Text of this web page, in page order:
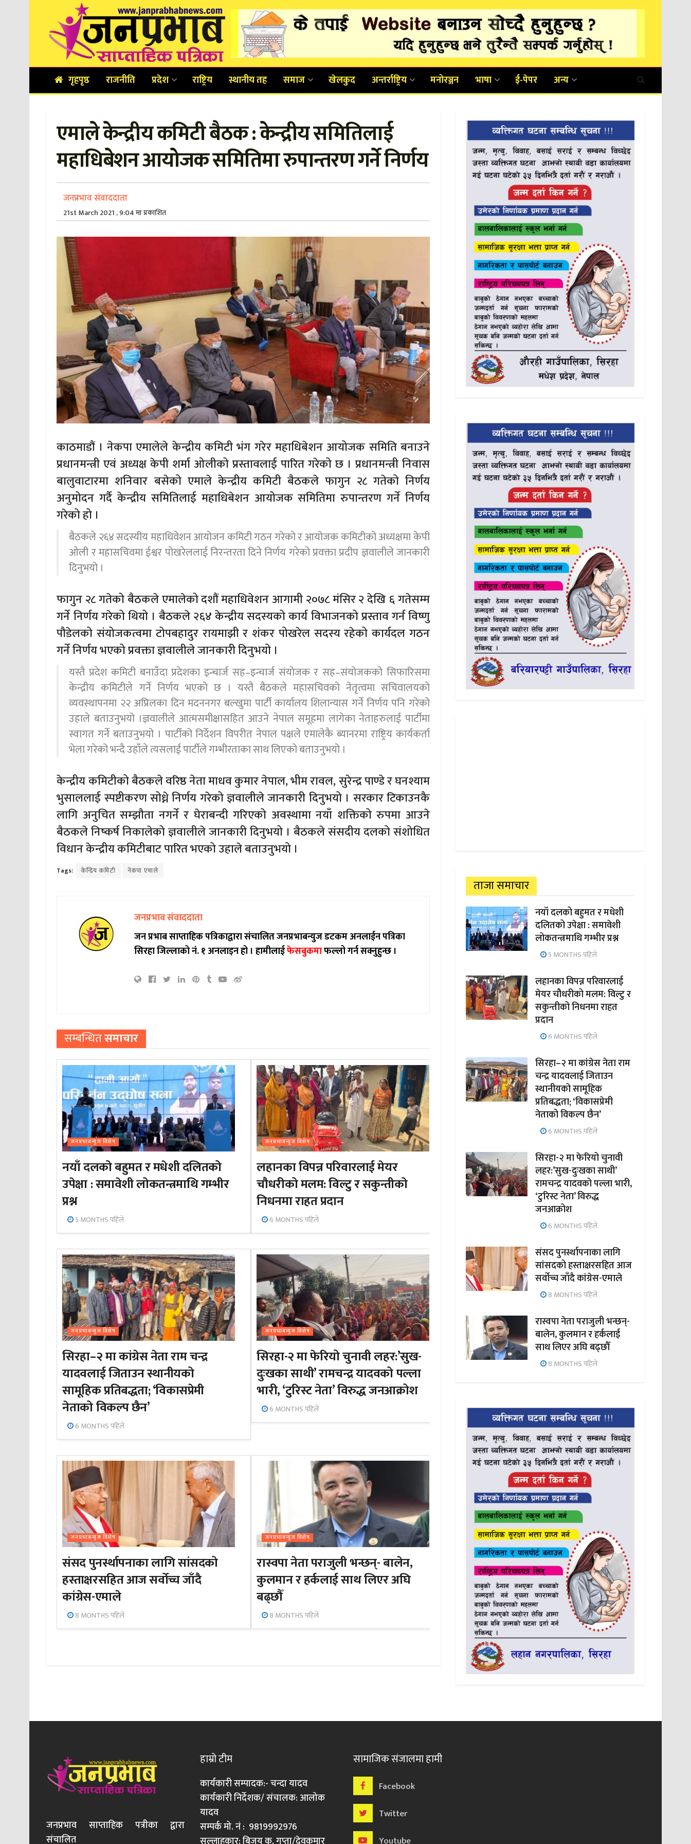
गृहपृष्ठ राजनीति प्रदेश राष्ट्रिय स्थानीय तह समाज खेलकुद अन्तर्राष्ट्रिय मनोरञ्जन भाषा ई-पेपर अन्य
एमाले केन्द्रीय कमिटी बैठक : केन्द्रीय समितिलाई
महाधिबेशन आयोजक समितिमा रुपान्तरण गर्ने निर्णय
जनप्रभाव संवाददाता
21st March 2021 , 9:04 मा प्रकाशित
काठमाडौं । नेकपा एमालेले केन्द्रीय कमिटी भंग गरेर महाधिबेशन आयोजक समिति बनाउने
प्रधानमन्त्री एवं अध्यक्ष केपी शर्मा ओलीको प्रस्तावलाई पारित गरेको छ । प्रधानमन्त्री निवास
बालुवाटारमा शनिवार बसेको एमाले केन्द्रीय कमिटी बैठकले फागुन २८ गतेको निर्णय
अनुमोदन गर्दै केन्द्रीय समितिलाई महाधिबेशन आयोजक समितिमा रुपान्तरण गर्ने निर्णय
गरेको हो ।
बैठकले २६४ सदस्यीय महाधिवेशन आयोजन कमिटी गठन गरेको र आयोजक कमिटीको अध्यक्षमा केपी
ओली र महासचिवमा ईश्वर पोखरेललाई निरन्तरता दिने निर्णय गरेको प्रवक्ता प्रदीप ज्ञवालीले जानकारी
दिनुभयो ।
फागुन २८ गतेको बैठकले एमालेको दशौं महाधिवेशन आगामी २०७८ मंसिर २ देखि ६ गतेसम्म
गर्ने निर्णय गरेको थियो । बैठकले २६४ केन्द्रीय सदस्यको कार्य विभाजनको प्रस्ताव गर्न विष्णु
पौडेलको संयोजकत्वमा टोपबहादुर रायमाझी र शंकर पोखरेल सदस्य रहेको कार्यदल गठन
गर्ने निर्णय भएको प्रवक्ता ज्ञवालीले जानकारी दिनुभयो ।
यस्तै प्रदेश कमिटी बनाउँदा प्रदेशका इन्चार्ज सह–इन्चार्ज संयोजक र सह–संयोजकको सिफारिसमा
केन्द्रीय कमिटीले गर्ने निर्णय भएको छ । यस्तै बैठकले महासचिवको नेतृत्वमा सचिवालयको
व्यवस्थापनमा २२ अप्रिलका दिन मदननगर बल्खुमा पार्टी कार्यालय शिलान्यास गर्ने निर्णय पनि गरेको
उहाले बताउनुभयो ।ज्ञवालीले आत्मसमीक्षासहित आउने नेपाल समूहमा लागेका नेताहरुलाई पार्टीमा
स्वागत गर्ने बताउनुभयो । पार्टीको निर्देशन विपरीत नेपाल पक्षले एमालेकै ब्यानरमा राष्ट्रिय कार्यकर्ता
भेला गरेको भन्दै उहाँले त्यसलाई पार्टीले गम्भीरताका साथ लिएको बताउनुभयो ।
केन्द्रीय कमिटीको बैठकले वरिष्ठ नेता माधव कुमार नेपाल, भीम रावल, सुरेन्द्र पाण्डे र घनश्याम
भुसाललाई स्पष्टीकरण सोध्ने निर्णय गरेको ज्ञवालीले जानकारी दिनुभयो । सरकार टिकाउनकै
लागि अनुचित सम्झौता नगर्ने र घेराबन्दी गरिएको अवस्थामा नयाँ शक्तिको रुपमा आउने
बैठकले निष्कर्ष निकालेको ज्ञवालीले जानकारी दिनुभयो । बैठकले संसदीय दलको संशोधित
विधान केन्द्रीय कमिटीबाट पारित भएको उहाले बताउनुभयो ।
Tags: केन्द्रिय कमिटी नेकपा एमाले
जनप्रभाव संवाददाता
जन प्रभाब साप्ताहिक पत्रिकाद्वारा संचालित जनप्रभाबन्युज डटकम अनलाईन पत्रिका
सिरहा जिल्लाको नं. १ अनलाइन हो ।हामीलाईफेसबुकमाफल्लो गर्न सक्नुहुन्छ ।
सम्बन्धितसमाचार
जनप्रभाबन्युज विशेष
नयाँ दलको बहुमत र मधेशी दलितको
उपेक्षा : समावेशी लोकतन्त्रमाथि गम्भीर
प्रश्न
5 MONTHS पहिले
जनप्रभाबन्युज विशेष
लहानका विपन्न परिवारलाई मेयर
चौधरीको मलम: विल्टु र सकुन्तीको
निधनमा राहत प्रदान
6 MONTHS पहिले
जनप्रभाबन्युज विशेष
सिरहा–२ मा कांग्रेस नेता राम चन्द्र
यादवलाई जिताउन स्थानीयको
सामूहिक प्रतिबद्धता; ‘विकासप्रेमी
नेताको विकल्प छैन’
6 MONTHS पहिले
जनप्रभाबन्युज विशेष
सिरहा-२ मा फेरियो चुनावी लहर:’सुख-
दुःखका साथी’ रामचन्द्र यादवको पल्ला
भारी, ‘टुरिस्ट नेता’ विरुद्ध जनआक्रोश
6 MONTHS पहिले
जनप्रभाबन्युज विशेष
संसद पुनर्स्थापनाका लागि सांसदको
हस्ताक्षरसहित आज सर्वोच्च जाँदै
कांग्रेस-एमाले
8 MONTHS पहिले
जनप्रभाबन्युज विशेष
रास्वपा नेता पराजुली भन्छन्- बालेन,
कुलमान र हर्कलाई साथ लिएर अघि
बढ्छौँ
8 MONTHS पहिले
ताजा समाचार
नयाँ दलको बहुमत र मधेशी
दलितको उपेक्षा : समावेशी
लोकतन्त्रमाथि गम्भीर प्रश्न
5 MONTHS पहिले
लहानका विपन्न परिवारलाई
मेयर चौधरीको मलम: विल्टु र
सकुन्तीको निधनमा राहत
प्रदान
6 MONTHS पहिले
सिरहा–२ मा कांग्रेस नेता राम
चन्द्र यादवलाई जिताउन
स्थानीयको सामूहिक
प्रतिबद्धता; ‘विकासप्रेमी
नेताको विकल्प छैन’
6 MONTHS पहिले
सिरहा-२ मा फेरियो चुनावी
लहर:’सुख-दुःखका साथी’
रामचन्द्र यादवको पल्ला भारी,
‘टुरिस्ट नेता’ विरुद्ध
जनआक्रोश
6 MONTHS पहिले
संसद पुनर्स्थापनाका लागि
सांसदको हस्ताक्षरसहित आज
सर्वोच्च जाँदै कांग्रेस-एमाले
8 MONTHS पहिले
रास्वपा नेता पराजुली भन्छन्-
बालेन, कुलमान र हर्कलाई
साथ लिएर अघि बढ्छौँ
8 MONTHS पहिले
जनप्रभाव साप्ताहिक पत्रीका द्वारा
संचालित
हाम्रो टीम
कार्यकारी सम्पादक:- चन्दा यादव
कार्यकारी निर्देशक/ संचालक: आलोक
यादव
सम्पर्क मो. नं : 9819992976
सामाजिक संजालमा हामी
Facebook
Twitter
Youtube